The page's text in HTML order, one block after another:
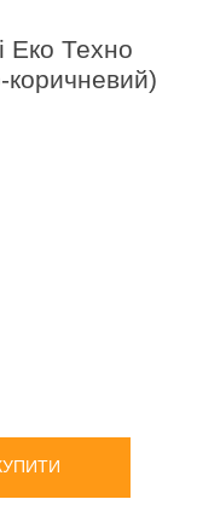
Еко Техно